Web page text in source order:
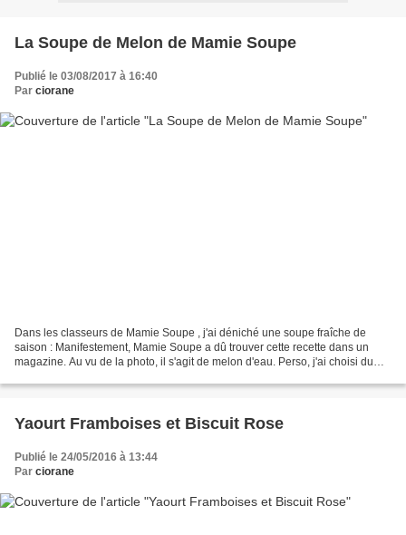
La Soupe de Melon de Mamie Soupe
Publié le 03/08/2017 à 16:40
Par ciorane
Dans les classeurs de Mamie Soupe , j'ai déniché une soupe fraîche de
saison : Manifestement, Mamie Soupe a dû trouver cette recette dans un
magazine. Au vu de la photo, il s'agit de melon d'eau. Perso, j'ai choisi du
Yaourt Framboises et Biscuit Rose
Publié le 24/05/2016 à 13:44
Par ciorane